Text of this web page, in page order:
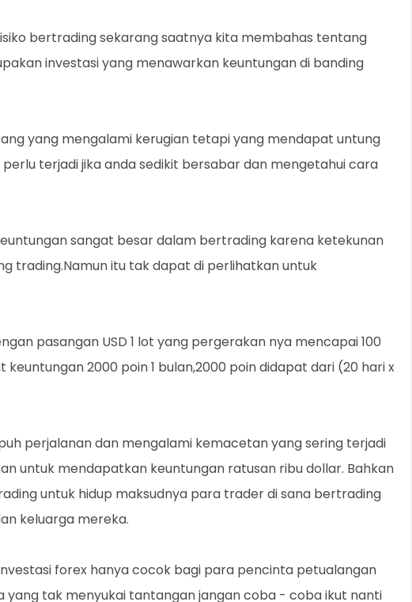
bertrading sekarang saatnya kita membahas tentang
investasi yang menawarkan keuntungan di banding
yang mengalami kerugian tetapi yang mendapat untung
terjadi jika anda sedikit bersabar dan mengetahui cara
sangat besar dalam bertrading karena ketekunan
trading.Namun itu tak dapat di perlihatkan untuk
pasangan USD 1 lot yang pergerakan nya mencapai 100
2000 poin 1 bulan,2000 poin didapat dari (20 hari x
perjalanan dan mengalami kemacetan yang sering terjadi
untuk mendapatkan keuntungan ratusan ribu dollar. Bahkan
untuk hidup maksudnya para trader di sana bertrading
keluarga mereka.
forex hanya cocok bagi para pencinta petualangan
tak menyukai tantangan jangan coba - coba ikut nanti